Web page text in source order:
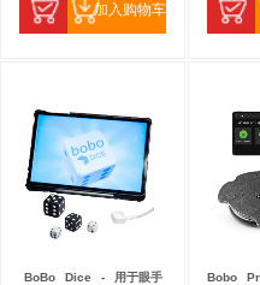
加入购物车
BoBo Dice -
用于眼手
Bobo